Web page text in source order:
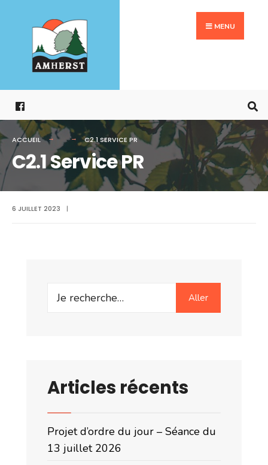
contenu
MENU
ACCUEIL C2.1 SERVICE PR
C2.1 Service PR
6 JUILLET 2023 |
Search
Aller
Articles récents
Projet d’ordre du jour – Séance du
13 juillet 2026
for: